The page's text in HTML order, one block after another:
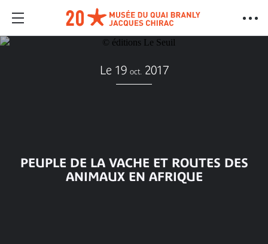
Le 19 oct. 2017
PEUPLE DE LA VACHE ET ROUTES DES
ANIMAUX EN AFRIQUE